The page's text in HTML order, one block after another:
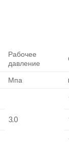
Рабочее
давление
Мпа
3.0